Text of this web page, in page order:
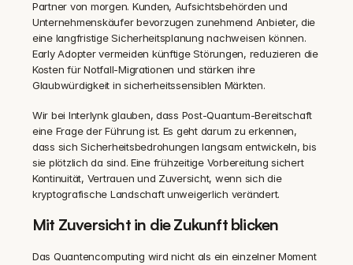
Partner von morgen. Kunden, Aufsichtsbehörden und
Unternehmenskäufer bevorzugen zunehmend Anbieter, die
eine langfristige Sicherheitsplanung nachweisen können.
Early Adopter vermeiden künftige Störungen, reduzieren die
Kosten für Notfall-Migrationen und stärken ihre
Glaubwürdigkeit in sicherheitssensiblen Märkten.
Wir bei Interlynk glauben, dass Post-Quantum-Bereitschaft
eine Frage der Führung ist. Es geht darum zu erkennen,
dass sich Sicherheitsbedrohungen langsam entwickeln, bis
sie plötzlich da sind. Eine frühzeitige Vorbereitung sichert
Kontinuität, Vertrauen und Zuversicht, wenn sich die
kryptografische Landschaft unweigerlich verändert.
Mit Zuversicht in die Zukunft blicken
Das Quantencomputing wird nicht als ein einzelner Moment